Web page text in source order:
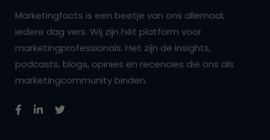
Marketingfacts is een beetje van ons allemaal,
iedere dag vers. Wij zijn hét platform voor
marketingprofessionals. Het zijn de insights,
podcasts, blogs, opinies en recencies die ons als
marketingcommunity binden.